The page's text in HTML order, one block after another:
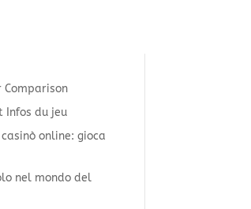
Comparison
Infos du jeu
online: gioca
nel mondo del